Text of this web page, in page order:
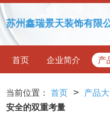
苏州鑫瑞景天装饰有限
首页 企业简介 产
当前位置： 首页 > 产品
安全的双重考量